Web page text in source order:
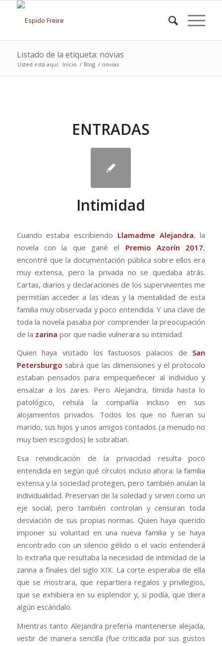
Listado de la etiqueta: novias
Usted está aquí: Inicio / Blog / novias
ENTRADAS
Intimidad
Cuando estaba escribiendo Llamadme Alejandra, la
novela con la que gané el Premio Azorín 2017,
encontré que la documentación pública sobre ellos era
muy extensa, pero la privada no se quedaba atrás.
Cartas, diarios y declaraciones de los supervivientes me
permitían acceder a las ideas y la mentalidad de esta
familia muy observada y poco entendida. Y una clave de
toda la novela pasaba por comprender la preocupación
de la zarina por que nadie vulnerara su intimidad.
Quien haya visitado los fastuosos palacios de San
Petersburgo sabrá que las dimensiones y el protocolo
estaban pensados para empequeñecer al individuo y
ensalzar a los zares. Pero Alejandra, tímida hasta lo
patológico, rehuía la compañía incluso en sus
alojamientos privados. Todos los que no fueran su
marido, sus hijos y unos amigos contados (a menudo no
muy bien escogidos) le sobraban.
Esa reivindicación de la privacidad resulta poco
entendida en según qué círculos incluso ahora: la familia
extensa y la sociedad protegen, pero también anulan la
individualidad. Preservan de la soledad y sirven como un
eje social, pero también controlan y censuran toda
desviación de sus propias normas. Quien haya querido
imponer su voluntad en una nueva familia y se haya
encontrado con un silencio gélido o el vacío entenderá
lo extraña que resultaba la necesidad de intimidad de la
zarina a finales del siglo XIX. La corte esperaba de ella
que se mostrara, que repartiera regalos y privilegios,
que se exhibiera en su esplendor y, si podía, que diera
algún escándalo.
Mientras tanto Alejandra prefería mantenerse alejada,
vestir de manera sencilla (fue criticada por sus gustos